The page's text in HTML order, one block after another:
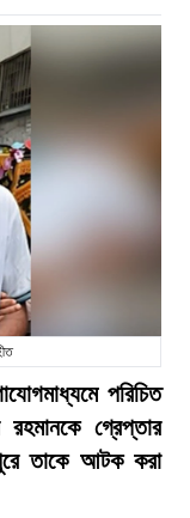
পরিচিত
রহমানকে গ্রেপ্তার
তাকে আটক করা